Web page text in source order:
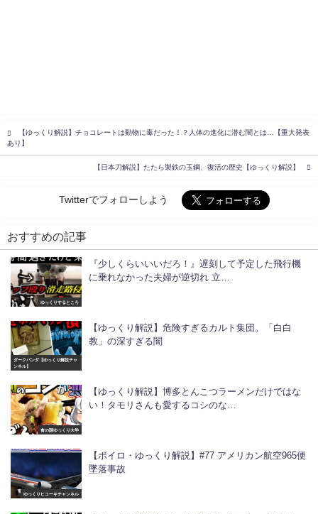
【ゆっくり解説】チョコレートは動物に毒だった！？人体の進化に潜む闇とは…【重大発表
あり】
【日本刀解説】たたら製鉄の玉鋼、復活の歴史【ゆっくり解説】
Twitterでフォローしよう
おすすめの記事
ゆっくりするところ
『少しくらいいいだろ！』遅刻して予定した飛行機
に乗れなかった夫婦が逆切れ 立…
ダークパンダ【ゆっくり解説チャ
ンネル】
【ゆっくり解説】危険すぎるカルト集団。「白白
教」の深すぎる闇
食の謎ゆっくり大学
【ゆっくり解説】博多とんこつラーメンだけではな
い！タモリさんも愛するコシのな…
ゆっくりヒコーキチャンネル
【ボイロ・ゆっくり解説】#77 アメリカン航空965便
墜落事故